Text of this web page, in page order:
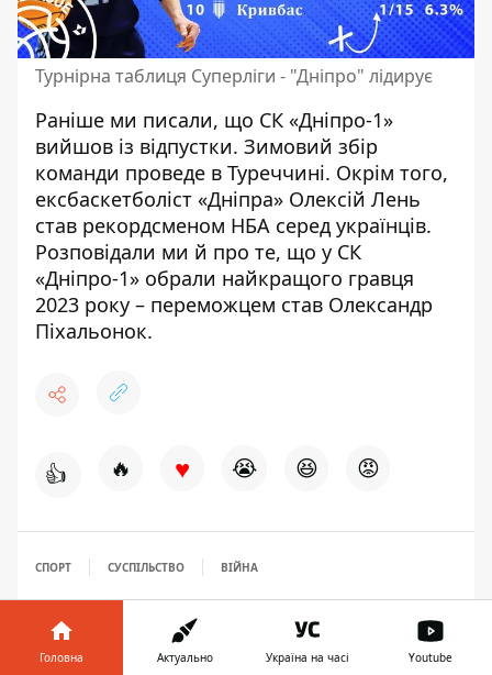
Турнірна таблиця Суперліги - "Дніпро" лідирує
Раніше ми писали, що СК «Дніпро-1»
вийшов із відпустки. Зимовий збір
команди проведе в Туреччині. Окрім того,
ексбаскетболіст «Дніпра» Олексій Лень
став рекордсменом НБА серед українців.
Розповідали ми й про те, що у СК
«Дніпро-1» обрали найкращого гравця
2023 року – переможцем став Олександр
Піхальонок.
👍 🔥 ♥ 😭 😆 😡
СПОРТ СУСПІЛЬСТВО ВІЙНА
Головна Актуально Україна на часі Youtube